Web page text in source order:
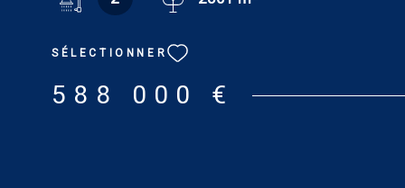
salle de douches et lavabo ; par escalier secondaire :
26.66 m² avec douche, lavabo et wc. Dépendance :
environ. Terrain : 2.301 m². Tout confort : chauffage
piscine chauffée. DPE : D. GES : D. Estimation des
SÉLECTIONNER
588 000 €